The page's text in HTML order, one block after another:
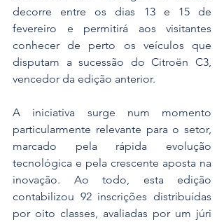
decorre entre os dias 13 e 15 de
fevereiro e permitirá aos visitantes
conhecer de perto os veículos que
disputam a sucessão do Citroën C3,
vencedor da edição anterior.
A iniciativa surge num momento
particularmente relevante para o setor,
marcado pela rápida evolução
tecnológica e pela crescente aposta na
inovação. Ao todo, esta edição
contabilizou 92 inscrições distribuídas
por oito classes, avaliadas por um júri